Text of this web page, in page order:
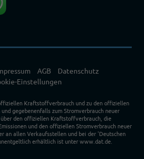
AGB
Datenschutz
Einstellungen
Kraftstoffverbrauch und zu den offiziellen
und gegebenenfalls zum Stromverbrauch neuer
den offiziellen Kraftstoffverbrauch, die
und den offiziellen Stromverbrauch neuer
an allen Verkaufsstellen und bei der 'Deutschen
erhältlich ist unter www.dat.de.